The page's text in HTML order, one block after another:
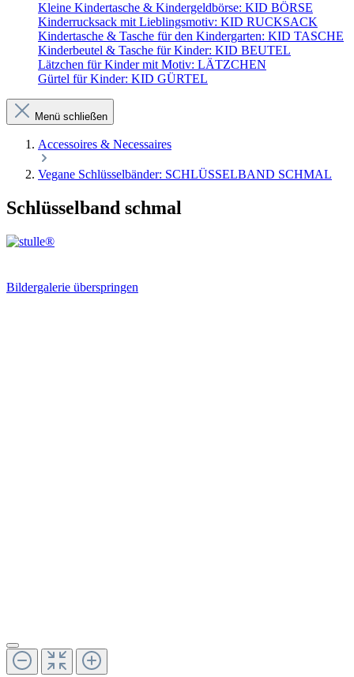
Kleine Kindertasche & Kindergeldbörse: KID BÖRSE
Kinderrucksack mit Lieblingsmotiv: KID RUCKSACK
Kindertasche & Tasche für den Kindergarten: KID TASCHE
Kinderbeutel & Tasche für Kinder: KID BEUTEL
Lätzchen für Kinder mit Motiv: LÄTZCHEN
Gürtel für Kinder: KID GÜRTEL
Menü schließen
Accessoires & Necessaires
Vegane Schlüsselbänder: SCHLÜSSELBAND SCHMAL
Schlüsselband schmal
Bildergalerie überspringen